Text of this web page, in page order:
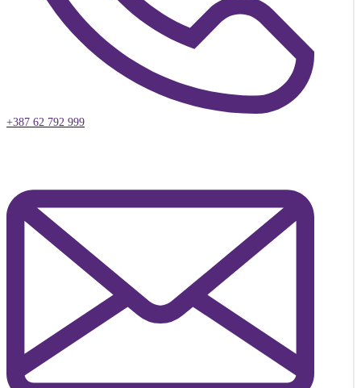
+387 62 792 999